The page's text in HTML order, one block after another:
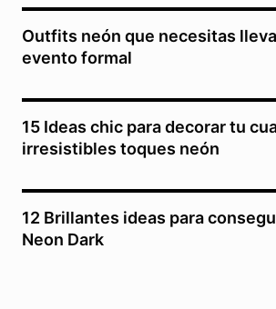
Outfits neón que necesitas
evento formal
15 Ideas chic para decorar tu
irresistibles toques neón
12 Brillantes ideas para
Neon Dark